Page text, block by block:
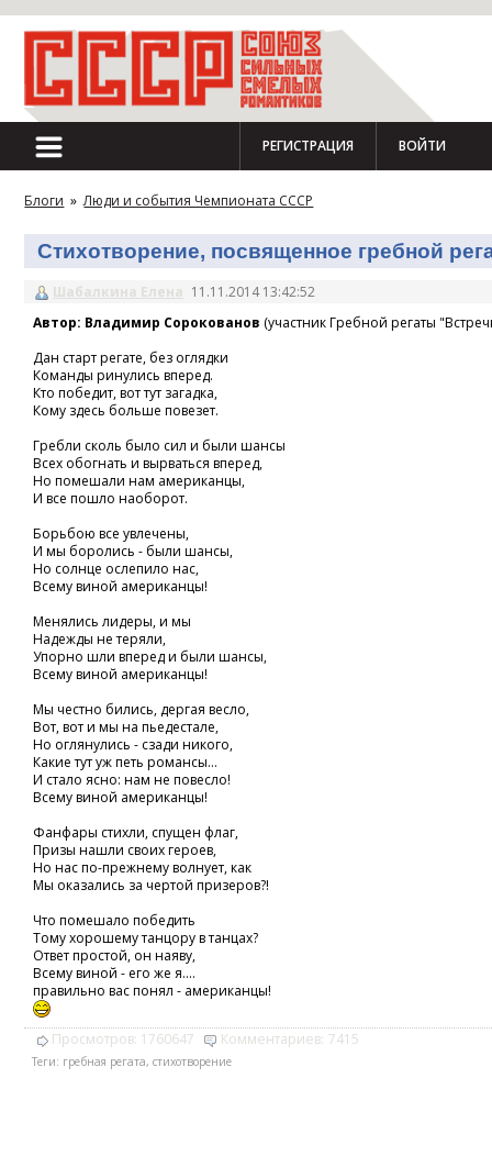
РЕГИСТРАЦИЯ ВОЙТИ
Блоги » Люди и события Чемпионата СССР
Стихотворение, посвященное гребной
Шабалкина Елена 11.11.2014 13:42:52
Автор: Владимир Сорокованов (участник Гребной регаты
Дан старт регате, без оглядки
Команды ринулись вперед.
Кто победит, вот тут загадка,
Кому здесь больше повезет.
Гребли сколь было сил и были шансы
Всех обогнать и вырваться вперед,
Но помешали нам американцы,
И все пошло наоборот.
Борьбою все увлечены,
И мы боролись - были шансы,
Но солнце ослепило нас,
Всему виной американцы!
Менялись лидеры, и мы
Надежды не теряли,
Упорно шли вперед и были шансы,
Всему виной американцы!
Мы честно бились, дергая весло,
Вот, вот и мы на пьедестале,
Но оглянулись - сзади никого,
Какие тут уж петь романсы...
И стало ясно: нам не повесло!
Всему виной американцы!
Фанфары стихли, спущен флаг,
Призы нашли своих героев,
Но нас по-прежнему волнует, как
Мы оказались за чертой призеров?!
Что помешало победить
Тому хорошему танцору в танцах?
Ответ простой, он наяву,
Всему виной - его же я....
правильно вас понял - американцы!
Просмотров: 1760647 Комментариев: 7415
Теги: гребная регата, стихотворение